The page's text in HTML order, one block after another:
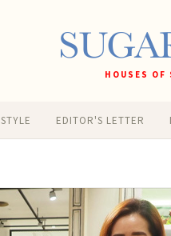
HOUSES
STYLE EDITOR'S LETTER